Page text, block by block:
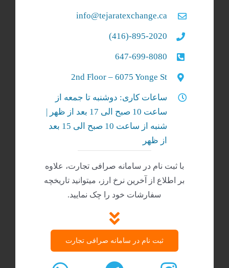
info@tejaratexchange.ca
895-2020-(416)
647-699-8080
2nd Floor – 6075 Yonge St
ساعات کاری: دوشنبه تا جمعه از
ساعت 10 صبح الی 17 بعد از ظهر |
شنبه‌ از ساعت 10 صبح الی 15 بعد
از ظهر
با ثبت نام در سامانه صرافی تجارت، علاوه
بر اطلاع از آخرین نرخ ارز، میتوانید تاریخچه
سفارشات خود را چک نمایید.
ثبت نام در سامانه صرافی تجارت